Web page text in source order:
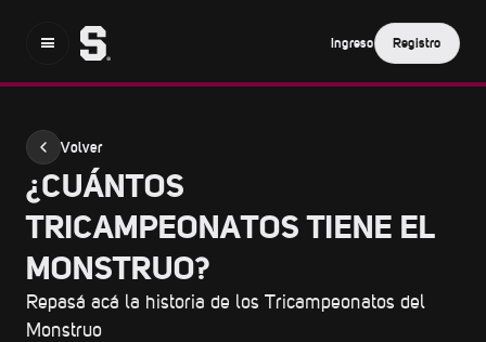
Ingreso Registro
Volver
¿CUÁNTOS
TRICAMPEONATOS TIENE EL
MONSTRUO?
Repasá acá la historia de los Tricampeonatos del
Monstruo